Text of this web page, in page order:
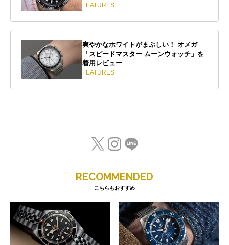
FEATURES
爽やかなホワイトがまぶしい！ オメガ
「スピードマスター ムーンウォッチ」を
着用レビュー
FEATURES
RECOMMENDED
こちらもおすすめ